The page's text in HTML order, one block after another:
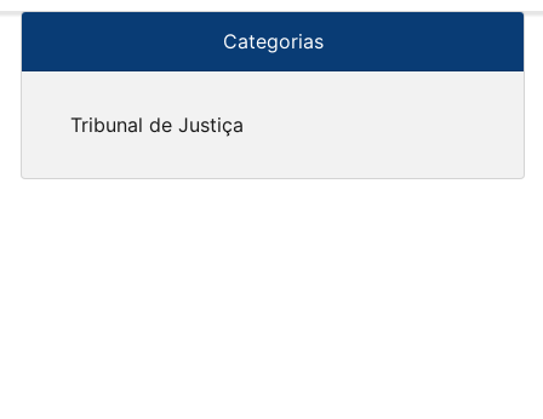
Categorias
Tribunal de Justiça